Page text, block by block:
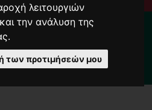
λειτουργιών
την ανάλυση της
των προτιμήσεών μου
καλέστε μας στο: